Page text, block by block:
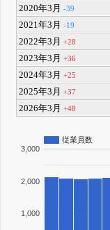
2020年3月-39
2021年3月-19
2022年3月+28
2023年3月+36
2024年3月+25
2025年3月+37
2026年3月+48
従業員数
1,000
2,000
3,000